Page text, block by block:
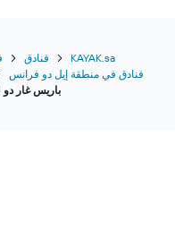
KAYAK.sa فنادق
فنادق في منطقة إيل دو فرانس
باريس غار